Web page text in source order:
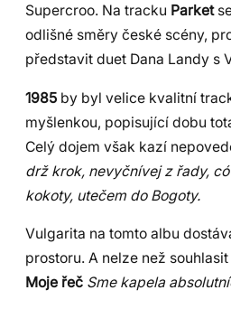
Supercroo. Na tracku Parket
odlišné směry české scény,
představit duet Dana Landy s
1985 by byl velice kvalitní
myšlenkou, popisující dobu
Celý dojem však kazí
drž krok, nevyčnívej z řady,
kokoty, utečem do Bogoty.
Vulgarita na tomto albu
prostoru. A nelze než
Moje řeč Sme kapela